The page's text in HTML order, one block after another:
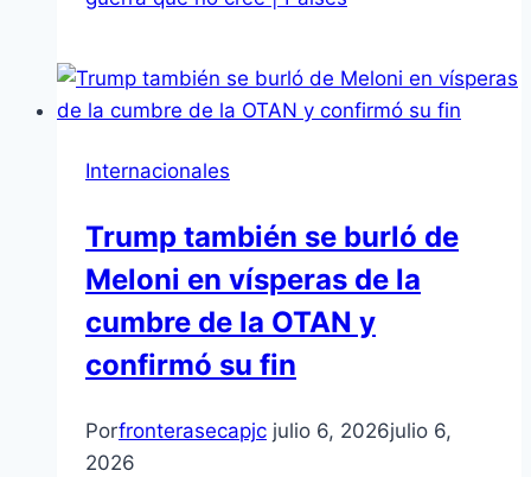
Internacionales
Trump también se burló de
Meloni en vísperas de la
cumbre de la OTAN y
confirmó su fin
Porfronterasecapjc julio 6, 2026julio 6,
2026